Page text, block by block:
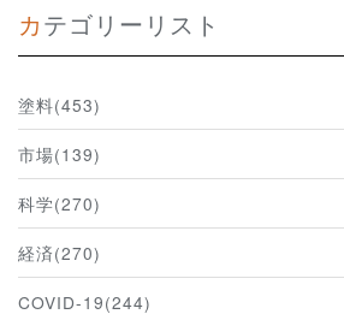
カテゴリーリスト
塗料(453)
市場(139)
科学(270)
経済(270)
COVID-19(244)